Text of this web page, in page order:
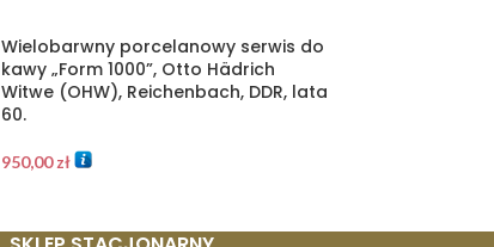
Wielobarwny porcelanowy serwis do
kawy „Form 1000”, Otto Hädrich
Witwe (OHW), Reichenbach, DDR, lata
60.
950,00zł